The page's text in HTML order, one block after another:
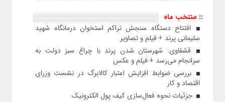
:: منتخب ماه
افتتاح دستگاه سنجش تراکم استخوان درمانگاه شهید
سلیمانی پرند + فیلم و تصاویر
قشقاوی: شهرستان شدن پرند با چراغ سبز دولت به
سرانجام می‌رسد + فیلم و عکس
بررسی ضوابط افزایش اعتبار کالابرگ در نشست وزرای
اقتصاد و کار
جزئیات نحوه فعال‌سازی کیف پول الکترونیک